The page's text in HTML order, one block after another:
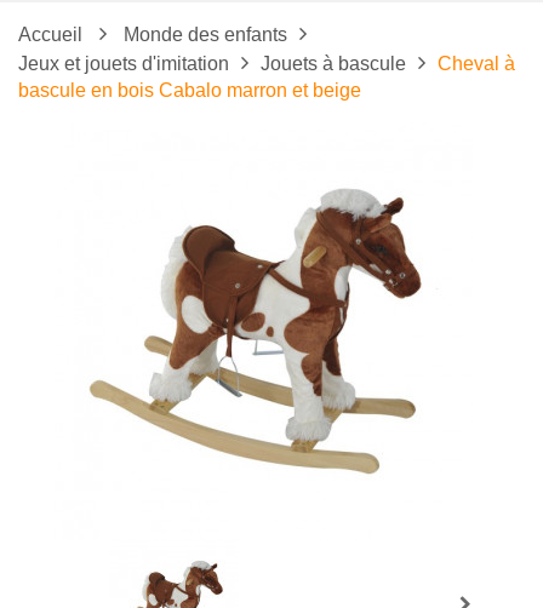
Accueil
Monde des enfants
Jeux et jouets d'imitation
Jouets à bascule
Cheval à
bascule en bois Cabalo marron et beige